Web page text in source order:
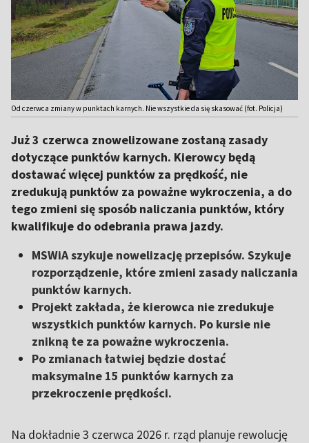
Od czerwca zmiany w punktach karnych. Nie wszystkie da się skasować (fot. Policja)
Już 3 czerwca znowelizowane zostaną zasady
dotyczące punktów karnych. Kierowcy będą
dostawać więcej punktów za prędkość, nie
zredukują punktów za poważne wykroczenia, a do
tego zmieni się sposób naliczania punktów, który
kwalifikuje do odebrania prawa jazdy.
MSWiA szykuje nowelizację przepisów. Szykuje
rozporządzenie, które zmieni zasady naliczania
punktów karnych.
Projekt zakłada, że kierowca nie zredukuje
wszystkich punktów karnych. Po kursie nie
znikną te za poważne wykroczenia.
Po zmianach łatwiej będzie dostać
maksymalne 15 punktów karnych za
przekroczenie prędkości.
Na dokładnie 3 czerwca 2026 r. rząd planuje rewolucję